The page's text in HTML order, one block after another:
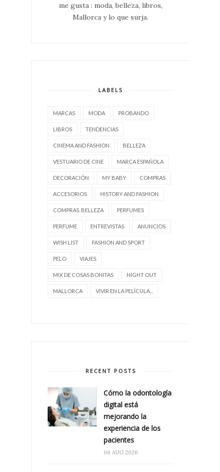
me gusta : moda, belleza, libros,
Mallorca y lo que surja.
LABELS
MARCAS MODA PROBANDO
LIBROS TENDENCIAS
CINEMA AND FASHION BELLEZA
VESTUARIO DE CINE MARCA ESPAÑOLA
DECORACIÓN MY BABY COMPRAS
ACCESORIOS HISTORY AND FASHION
COMPRAS. BELLEZA PERFUMES
PERFUME ENTREVISTAS ANUNCIOS
WISH LIST FASHION AND SPORT
PELO VIAJES
MIX DE COSAS BONITAS NIGHT OUT
MALLORCA VIVIR EN LA PELÍCULA...
RECENT POSTS
Cómo la odontología
digital está
mejorando la
experiencia de los
pacientes
06 AUG 2026